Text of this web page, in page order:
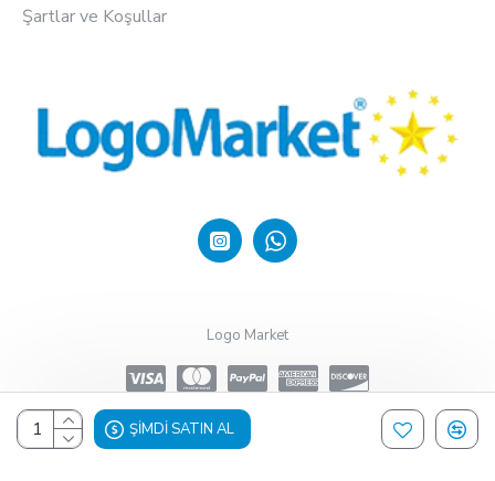
ŞIMDI SATIN AL
Şartlar ve Koşullar
Logo Market
Design, Hosting & Support By Shopgez.com